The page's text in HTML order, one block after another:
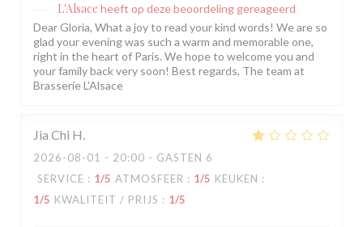
L'Alsace heeft op deze beoordeling gereageerd
Dear Gloria, What a joy to read your kind words! We are so
glad your evening was such a warm and memorable one,
right in the heart of Paris. We hope to welcome you and
your family back very soon! Best regards, The team at
Brasserie L'Alsace
Jia Chi H
2026-08-01 - 20:00 - GASTEN 6
SERVICE : 1/5 ATMOSFEER : 1/5 KEUKEN :
1/5 KWALITEIT / PRIJS : 1/5